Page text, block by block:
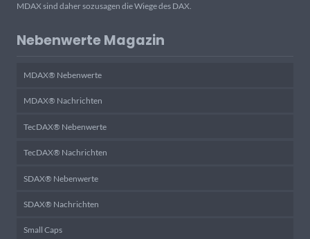
MDAX sind daher sozusagen die Wiege des DAX.
Nebenwerte Magazin
MDAX® Nebenwerte
MDAX® Nachrichten
TecDAX® Nebenwerte
TecDAX® Nachrichten
SDAX® Nebenwerte
SDAX® Nachrichten
Small Caps